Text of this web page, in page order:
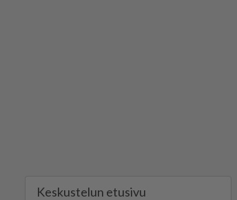
Keskustelun etusivu